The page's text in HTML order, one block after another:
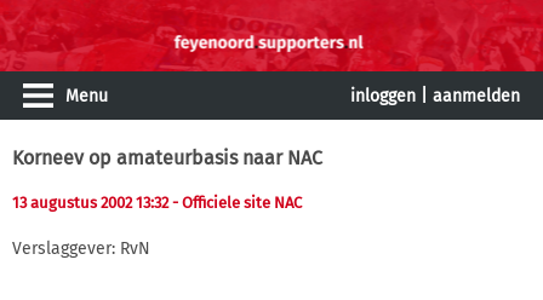
Menu inloggen aanmelden
Korneev op amateurbasis naar NAC
13 augustus 2002 13:32- Officiele site NAC
Verslaggever: RvN